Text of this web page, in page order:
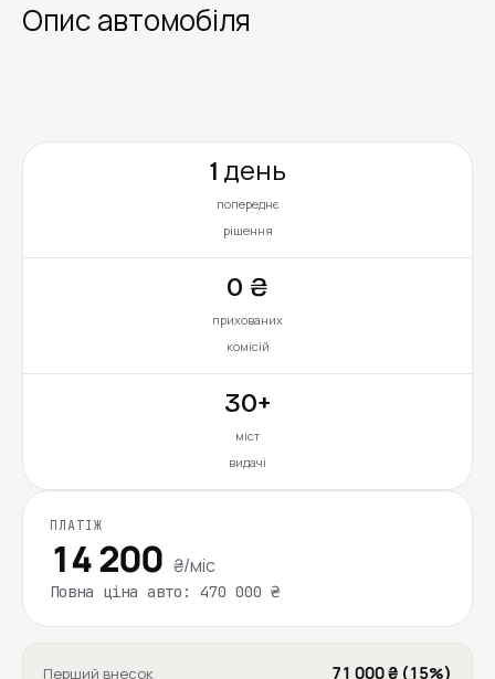
Опис автомобіля
1 день
попереднє
рішення
0 ₴
прихованих
комісій
30+
міст
видачі
ПЛАТІЖ
14 200 ₴/міс
Повна ціна авто: 470 000 ₴
Перший внесок 71 000 ₴ (15%)